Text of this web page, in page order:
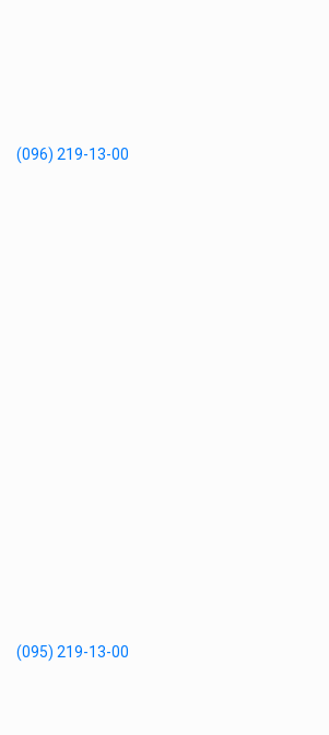
(096) 219-13-00
(095) 219-13-00